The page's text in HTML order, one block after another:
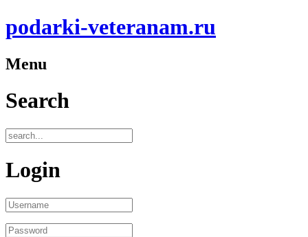
podarki-veteranam.ru
Menu
Search
Login